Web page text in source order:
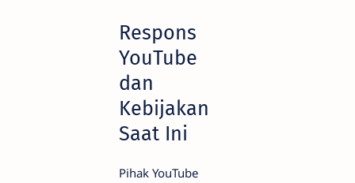
Respons
YouTube
dan
Kebijakan
Saat Ini
Pihak YouTube